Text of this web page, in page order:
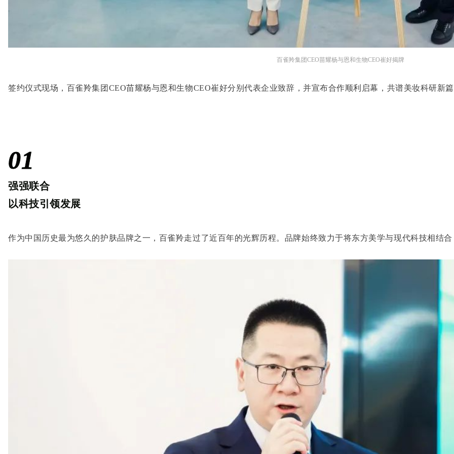
百雀羚集团CEO苗耀杨与恩和生物CEO崔好揭牌
签约仪式现场，百雀羚集团CEO苗耀杨与恩和生物CEO崔好分别代表企业致辞，并宣布合作顺利启幕，共谱美妆科研新
01
强强联合
以科技引领发展
作为中国历史最为悠久的护肤品牌之一，百雀羚走过了近百年的光辉历程。品牌始终致力于将东方美学与现代科技相结